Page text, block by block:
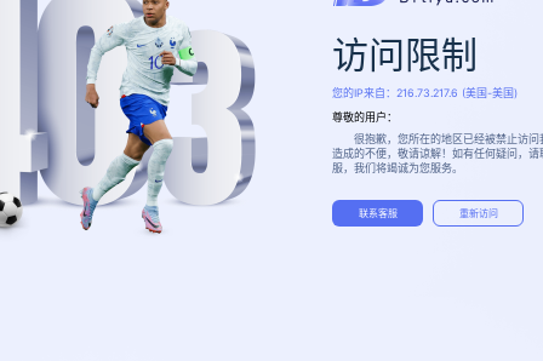
访问限制
您的IP来自： 216.73.217.6 (美国-美国)
尊敬的用户：
很抱歉，您所在的地区已经被禁止访问
造成的不便，敬请谅解！如有任何疑问，
服，我们将竭诚为您服务。
联系客服 重新访问